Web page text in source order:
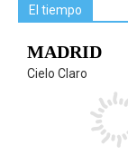
El tiempo
MADRID
Cielo Claro